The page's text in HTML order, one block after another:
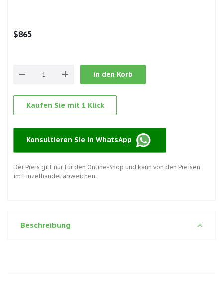
$865
in den Korb
Kaufen Sie mit 1 Klick
Konsultieren Sie in WhatsApp
Der Preis gilt nur für den Online-Shop und kann von den Preisen
im Einzelhandel abweichen.
Beschreibung